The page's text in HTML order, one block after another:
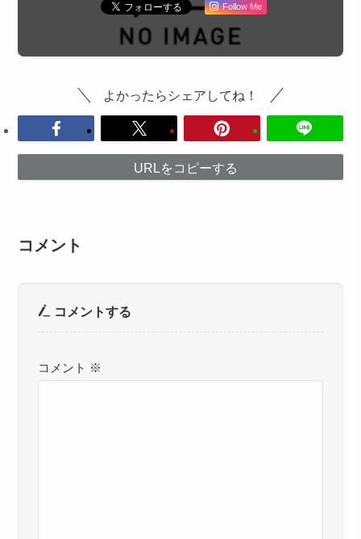
Follow Me
よかったらシェアしてね！
URLをコピーする
コメント
コメントする
コメント ※